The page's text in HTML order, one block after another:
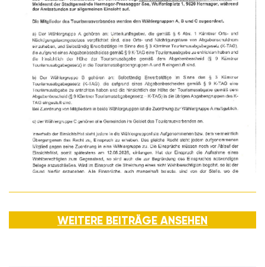
WEITERE BEITRÄGE ANSEHEN